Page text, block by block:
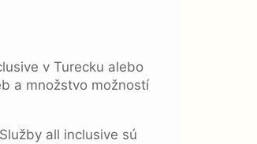
v Turecku alebo
a množstvo možností
all inclusive sú